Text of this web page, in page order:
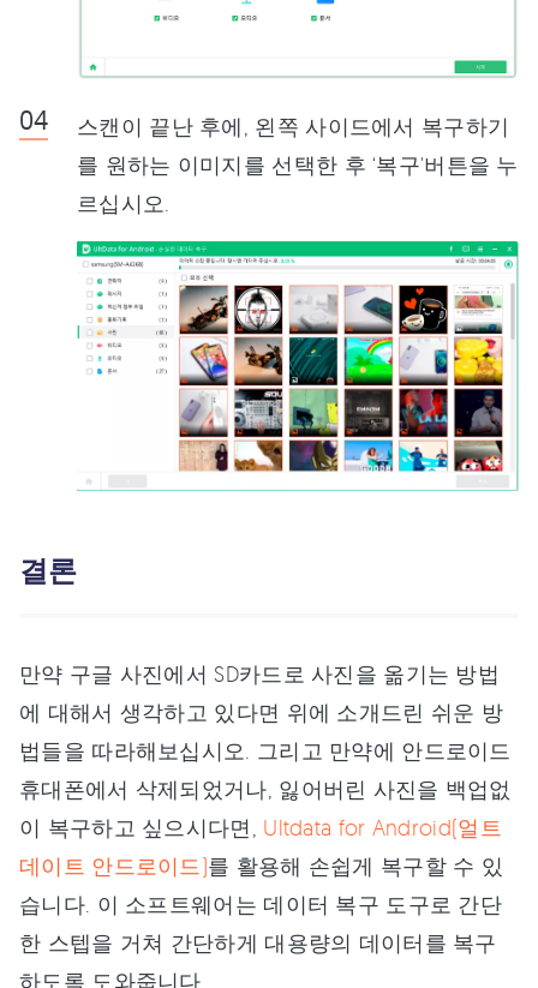
스캔이 끝난 후에, 왼쪽 사이드에서 복구하기
를 원하는 이미지를 선택한 후 ‘복구'버튼을 누
르십시오.
결론
만약 구글 사진에서 SD카드로 사진을 옮기는 방법
에 대해서 생각하고 있다면 위에 소개드린 쉬운 방
법들을 따라해보십시오. 그리고 만약에 안드로이드
휴대폰에서 삭제되었거나, 잃어버린 사진을 백업없
이 복구하고 싶으시다면, Ultdata for Android(얼트
데이트 안드로이드)를 활용해 손쉽게 복구할 수 있
습니다. 이 소프트웨어는 데이터 복구 도구로 간단
한 스텝을 거쳐 간단하게 대용량의 데이터를 복구
하도록 도와줍니다.